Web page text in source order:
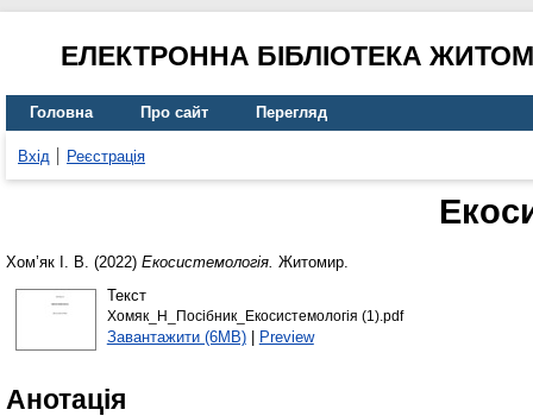
ЕЛЕКТРОННА БІБЛІОТЕКА
Головна Про сайт Перегляд
Вхід Реєстрація
Хом’як І. В. (2022) Екосистемологія. Житомир.
Текст
Хомяк_Н_Посібник_Екосистемологія (1).pdf
Завантажити (6MB)| Preview
Анотація